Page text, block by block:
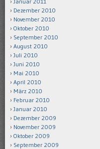
Dezember 2010
November 2010
Oktober 2010
September 2010
August 2010
Juli 2010
Juni 2010
Mai 2010
April 2010
März 2010
Februar 2010
Januar 2010
Dezember 2009
November 2009
Oktober 2009
September 2009